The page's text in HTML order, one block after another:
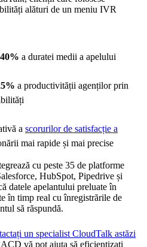
alături de un meniu IVR
a duratei medii a apelului
a productivității agenților prin
a scorurilor de satisfacție a
mai rapide și mai precise
cu peste 35 de platforme
HubSpot, Pipedrive și
datele apelantului preluate în
în timp real cu înregistrările de
să răspundă.
un specialist CloudTalk astăzi
vă pot ajuta să eficientizați